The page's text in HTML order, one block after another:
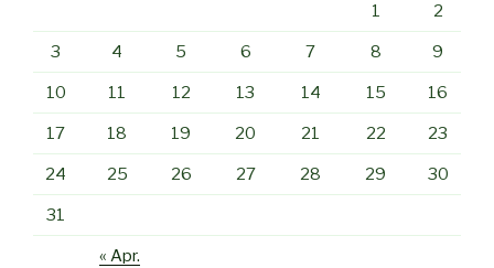
« Apr.
1 2
3 4 5 6 7 8 9
10 11 12 13 14 15 16
17 18 19 20 21 22 23
24 25 26 27 28 29 30
31